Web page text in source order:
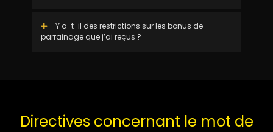
Y a-t-il des restrictions sur les bonus de
parrainage que j’ai reçus ?
Directives concernant le mot de